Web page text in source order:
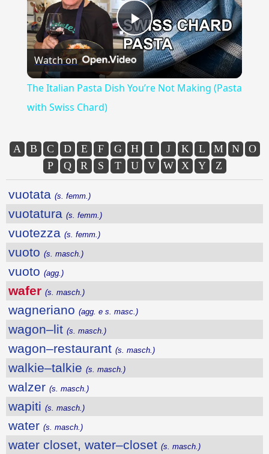
Play
Video
Watch on
The Italian Pasta Dish You’re Not Making (Pasta
with Swiss Chard)
A B C D E F G H I J K L M N
O
P
Q R S T U V W X Y Z
vuotata (s. femm.)
vuotatura (s. femm.)
vuotezza (s. femm.)
vuoto (s. masch.)
vuoto (agg.)
wafer (s. masch.)
wagneriano (agg. e s. masc.)
wagon–lit (s. masch.)
wagon–restaurant (s. masch.)
walkie–talkie (s. masch.)
walzer (s. masch.)
wapiti (s. masch.)
water (s. masch.)
water closet, water–closet (s. masch.)